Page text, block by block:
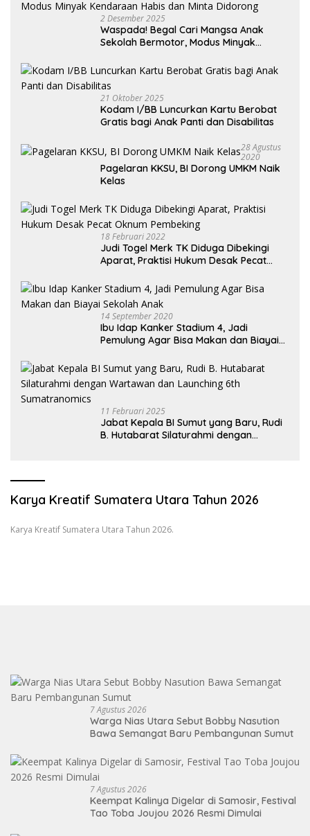
2 Desember 2025
Waspada! Begal Cari Mangsa Anak
Sekolah Bermotor, Modus Minyak
21 Oktober 2025
Kodam I/BB Luncurkan Kartu Berobat
Gratis bagi Anak Panti dan Disabilitas
28 Agustus
2020
Pagelaran KKSU, BI Dorong UMKM Naik
Kelas
18 Februari 2022
Judi Togel Merk TK Diduga Dibekingi
Aparat, Praktisi Hukum Desak Pecat
14 September 2020
Ibu Idap Kanker Stadium 4, Jadi
Pemulung Agar Bisa Makan dan Biayai
11 Februari 2025
Jabat Kepala BI Sumut yang Baru, Rudi
B. Hutabarat Silaturahmi dengan
Karya Kreatif Sumatera Utara Tahun 2026
Karya Kreatif Sumatera Utara Tahun 2026.
7 Agustus 2026
Warga Nias Utara Sebut Bobby Nasution
Bawa Semangat Baru Pembangunan Sumut
7 Agustus 2026
Keempat Kalinya Digelar di Samosir, Festival
Tao Toba Joujou 2026 Resmi Dimulai